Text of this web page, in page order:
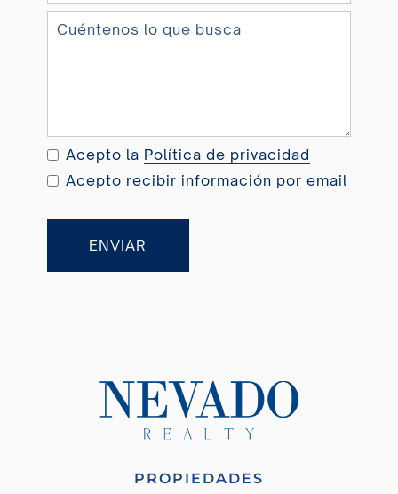
p
a
4
Acepto la Política de privacidad
Acepto recibir información por email
ENVIAR
PROPIEDADES